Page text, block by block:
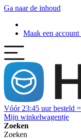
Ga naar de inhoud
Maak een account
Vóór 23:45 uur besteld
Mijn winkelwagentje
Zoeken
Zoeken